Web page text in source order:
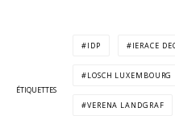
ÉTIQUETTES
IDP IERACE
LOSCH LUXEMBOURG
VERENA LANDGRAF